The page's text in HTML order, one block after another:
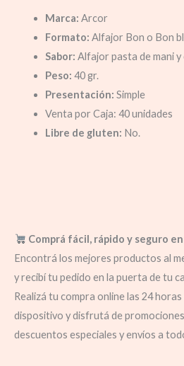
Marca: Arcor
Formato: Alfajor Bon o Bon
Sabor: Alfajor pasta de mani
Peso: 40 gr.
Presentación: Simple
Venta por Caja: 40 unidades
Libre de gluten: No.
Comprá fácil, rápido y seguro
Encontrá los mejores productos al
y recibí tu pedido en la puerta de tu
Realizá tu compra online las 24
dispositivo y disfrutá de
descuentos especiales y envíos a